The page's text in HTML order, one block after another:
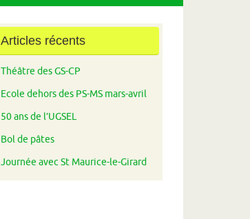
Articles récents
Théâtre des GS-CP
Ecole dehors des PS-MS mars-avril
50 ans de l’UGSEL
Bol de pâtes
Journée avec St Maurice-le-Girard